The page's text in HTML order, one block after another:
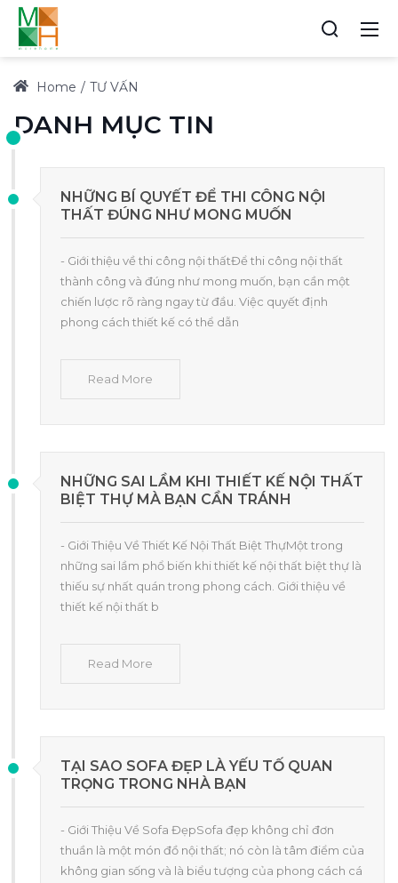
Home TƯ VẤN
DANH MỤC TIN
NHỮNG BÍ QUYẾT ĐỂ THI CÔNG NỘI
THẤT ĐÚNG NHƯ MONG MUỐN
- Giới thiệu về thi công nội thấtĐể thi công nội thất
thành công và đúng như mong muốn, bạn cần một
chiến lược rõ ràng ngay từ đầu. Việc quyết định
phong cách thiết kế có thể dẫn
Read More
NHỮNG SAI LẦM KHI THIẾT KẾ NỘI THẤT
BIỆT THỰ MÀ BẠN CẦN TRÁNH
- Giới Thiệu Về Thiết Kế Nội Thất Biệt ThựMột trong
những sai lầm phổ biến khi thiết kế nội thất biệt thự là
thiếu sự nhất quán trong phong cách. Giới thiệu về
thiết kế nội thất b
Read More
TẠI SAO SOFA ĐẸP LÀ YẾU TỐ QUAN
TRỌNG TRONG NHÀ BẠN
- Giới Thiệu Về Sofa ĐẹpSofa đẹp không chỉ đơn
thuần là một món đồ nội thất; nó còn là tâm điểm của
không gian sống và là biểu tượng của phong cách cá